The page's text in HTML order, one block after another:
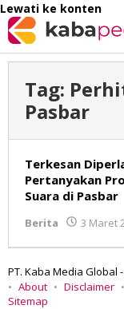
Lewati ke konten
Tag:
Pasbar
Terkesan
Pertanyakan
Suara di Pasbar
Berita 3 Maret
PT. Kaba Media Global
About
Disclaimer
Sitemap